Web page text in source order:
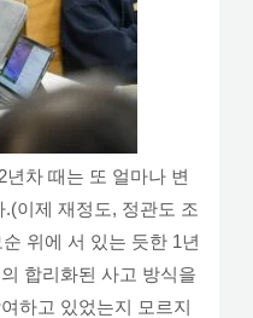
차 때는 또 얼마나 변
이제 재정도, 정관도 조
위에 서 있는 듯한 1년
합리화된 사고 방식을
하고 있었는지 모르지